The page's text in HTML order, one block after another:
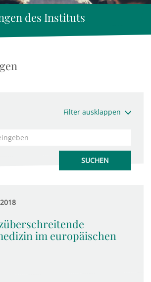
des Instituts
Filter ausklappen
im europäischen